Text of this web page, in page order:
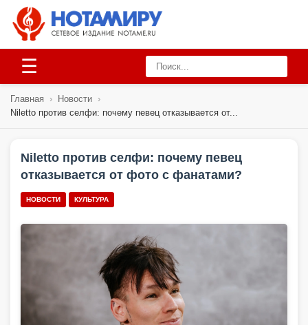
☰
Главная › Новости ›
Niletto против селфи: почему певец отказывается от...
Niletto против селфи: почему певец
отказывается от фото с фанатами?
НОВОСТИ КУЛЬТУРА